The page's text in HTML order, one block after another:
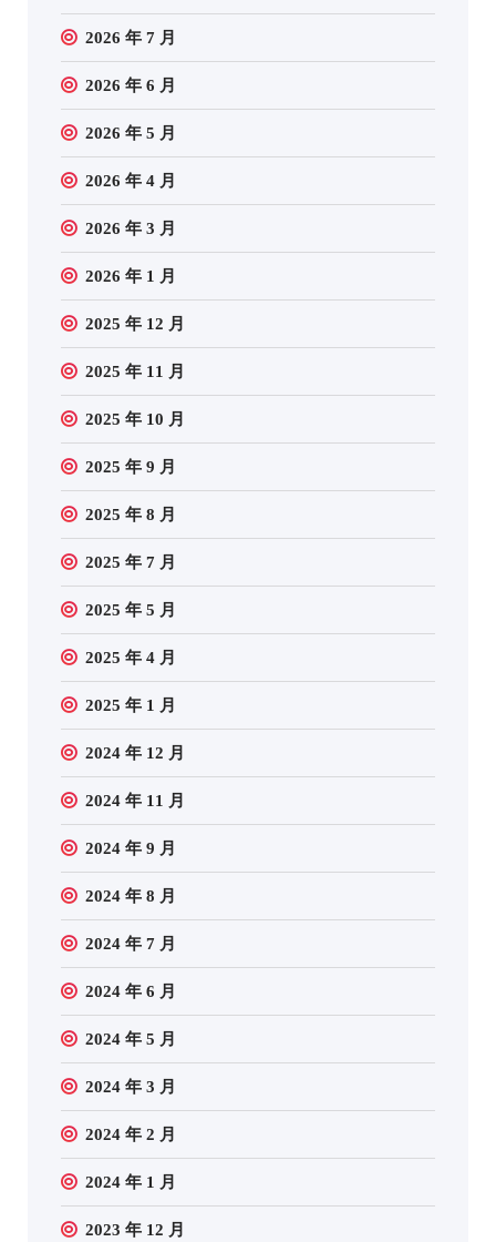
2026 年 7 月
2026 年 6 月
2026 年 5 月
2026 年 4 月
2026 年 3 月
2026 年 1 月
2025 年 12 月
2025 年 11 月
2025 年 10 月
2025 年 9 月
2025 年 8 月
2025 年 7 月
2025 年 5 月
2025 年 4 月
2025 年 1 月
2024 年 12 月
2024 年 11 月
2024 年 9 月
2024 年 8 月
2024 年 7 月
2024 年 6 月
2024 年 5 月
2024 年 3 月
2024 年 2 月
2024 年 1 月
2023 年 12 月